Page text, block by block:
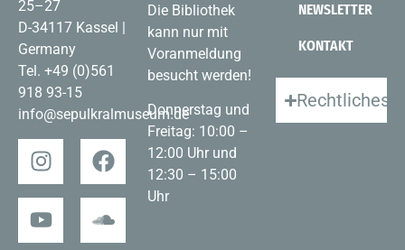
25–27
D-34117 Kassel |
Germany
Tel. +49 (0)561
918 93-15
info@sepulkralmuseum.de
Die Bibliothek
kann nur mit
Voranmeldung
besucht werden!
Donnerstag und
Freitag: 10:00 –
12:00 Uhr und
12:30 – 15:00
Uhr
NEWSLETTER
KONTAKT
Rechtliches